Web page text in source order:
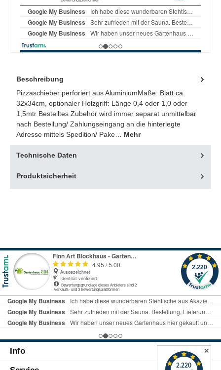
Beschreibung
Pizzaschieber perforiert aus AluminiumMaße: Blatt ca.
32x34cm, optionaler Holzgriff: Länge 0,4 oder 1,0 oder
1,5mtr Bestelltes Zubehör wird immer separat unmittelbar
nach Bestellung/ Zahlungseingang an die hinterlegte
Adresse mittels Spedition/ Pake… Mehr
Technische Daten
Produktsicherheit
Info ✕